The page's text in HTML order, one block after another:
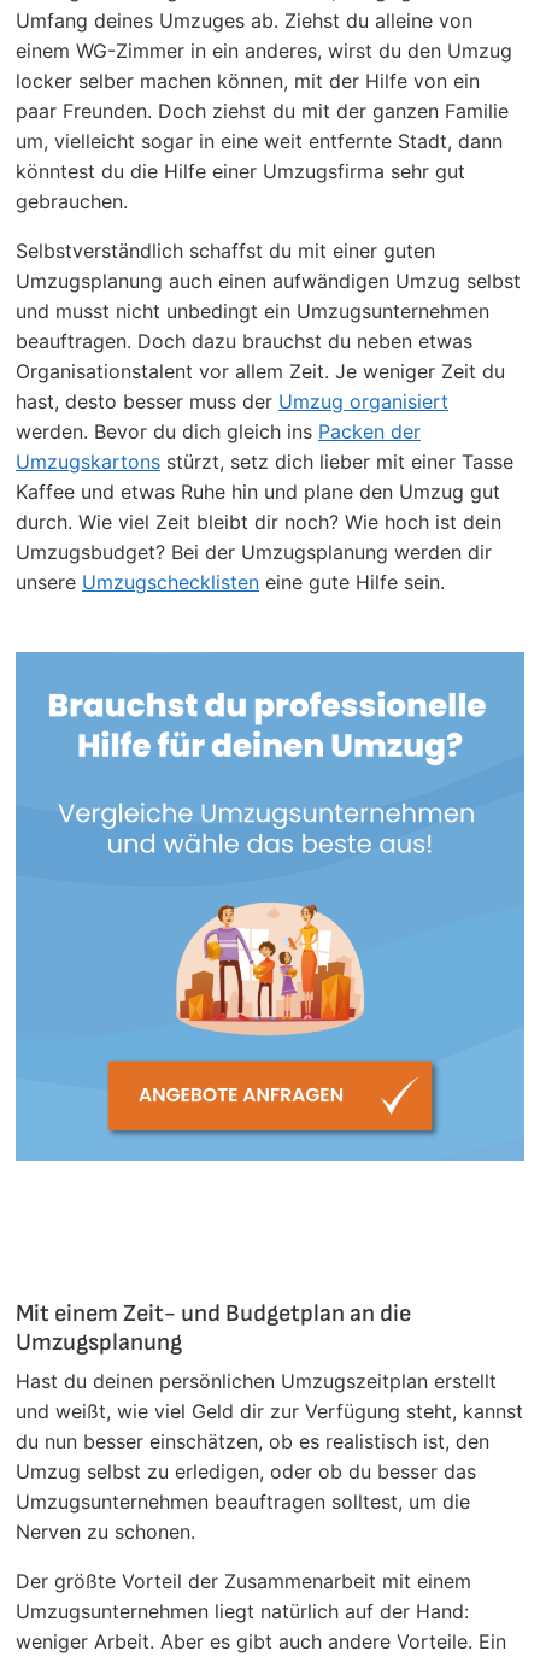
Umfang deines Umzuges ab. Ziehst du alleine von
einem WG-Zimmer in ein anderes, wirst du den Umzug
locker selber machen können, mit der Hilfe von ein
paar Freunden. Doch ziehst du mit der ganzen Familie
um, vielleicht sogar in eine weit entfernte Stadt, dann
könntest du die Hilfe einer Umzugsfirma sehr gut
gebrauchen.
Selbstverständlich schaffst du mit einer guten
Umzugsplanung auch einen aufwändigen Umzug selbst
und musst nicht unbedingt ein Umzugsunternehmen
beauftragen. Doch dazu brauchst du neben etwas
Organisationstalent vor allem Zeit. Je weniger Zeit du
hast, desto besser muss der Umzug organisiert
werden. Bevor du dich gleich ins Packen der
Umzugskartons stürzt, setz dich lieber mit einer Tasse
Kaffee und etwas Ruhe hin und plane den Umzug gut
durch. Wie viel Zeit bleibt dir noch? Wie hoch ist dein
Umzugsbudget? Bei der Umzugsplanung werden dir
unsere Umzugschecklisten eine gute Hilfe sein.
Mit einem Zeit- und Budgetplan an die
Umzugsplanung
Hast du deinen persönlichen Umzugszeitplan erstellt
und weißt, wie viel Geld dir zur Verfügung steht, kannst
du nun besser einschätzen, ob es realistisch ist, den
Umzug selbst zu erledigen, oder ob du besser das
Umzugsunternehmen beauftragen solltest, um die
Nerven zu schonen.
Der größte Vorteil der Zusammenarbeit mit einem
Umzugsunternehmen liegt natürlich auf der Hand:
weniger Arbeit. Aber es gibt auch andere Vorteile. Ein